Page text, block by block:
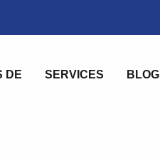
DE SERVICES BLOG